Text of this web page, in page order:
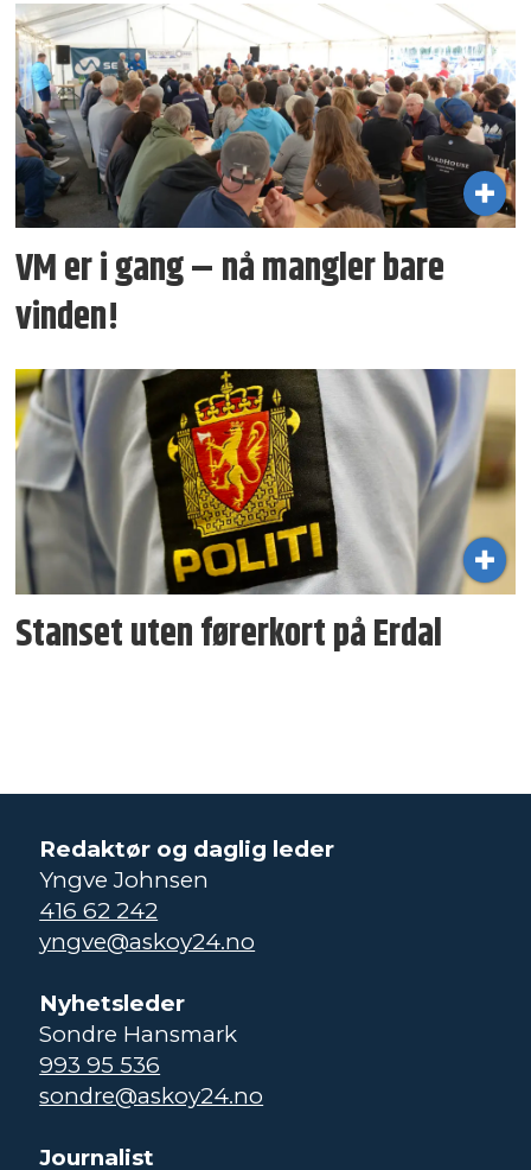
VM er i gang – nå mangler bare
vinden!
Stanset uten førerkort på Erdal
Redaktør og daglig leder
Yngve Johnsen
416 62 242
yngve@askoy24.no
Nyhetsleder
Sondre Hansmark
993 95 536
sondre@askoy24.no
Journalist